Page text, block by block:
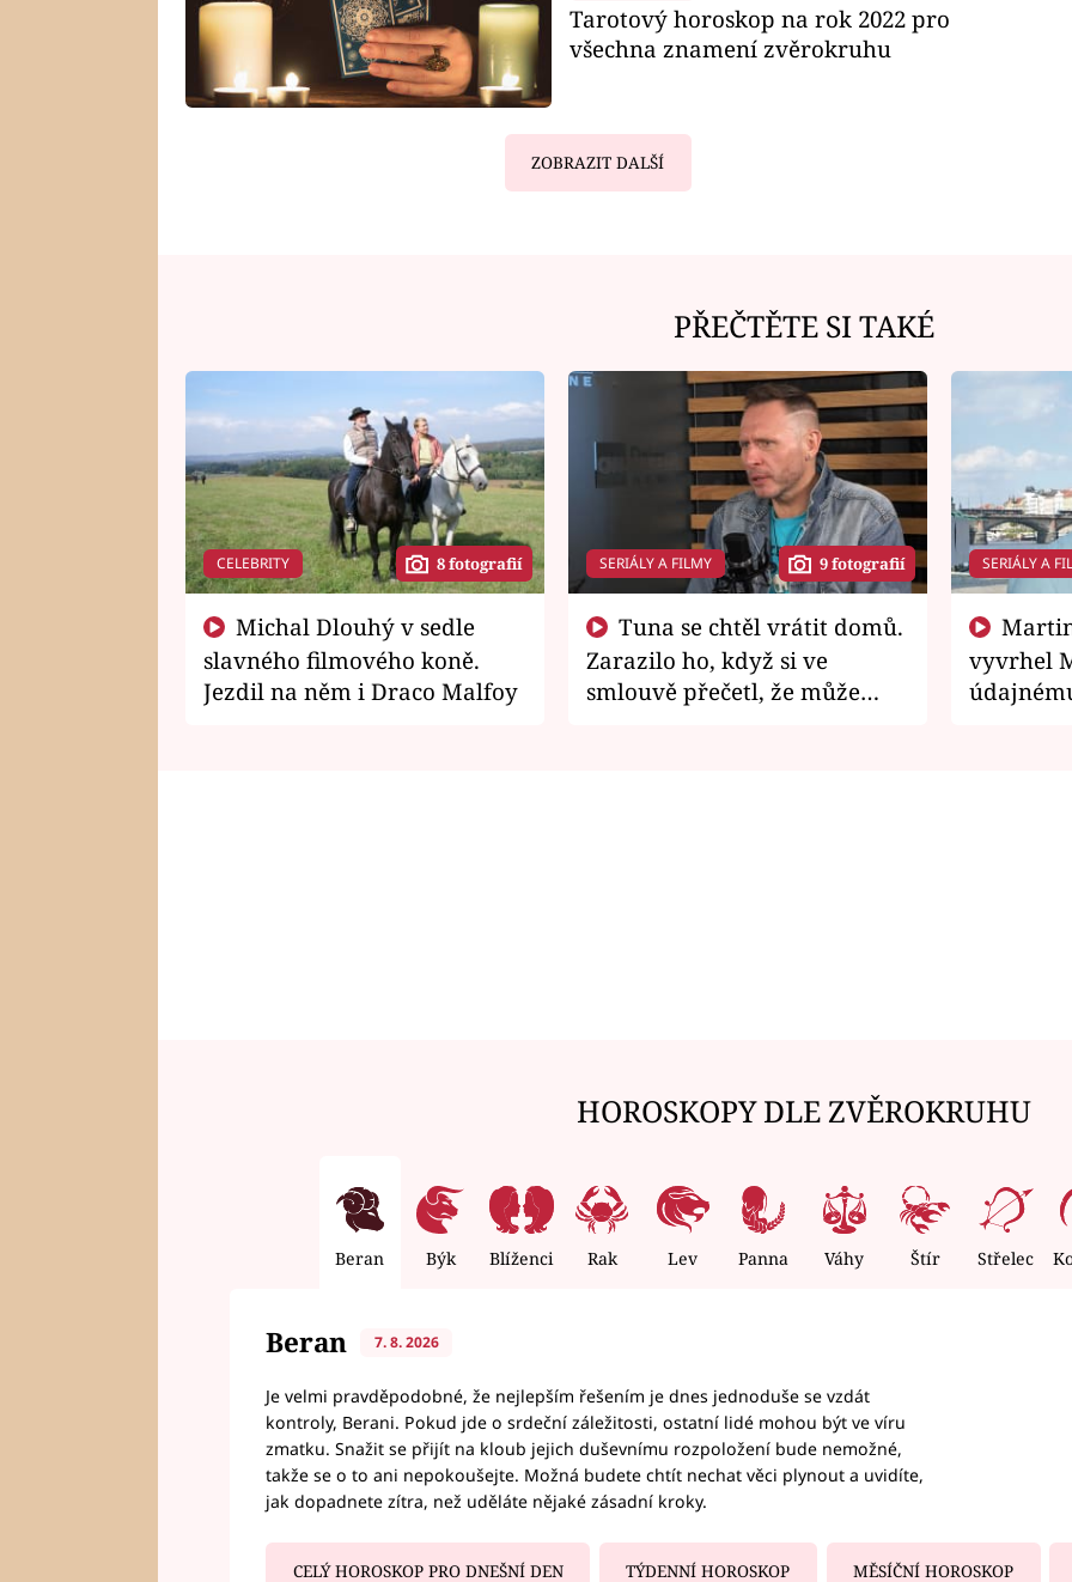
Tarotový horoskop na rok 2022 pro
všechna znamení zvěrokruhu
ZOBRAZIT DALŠÍ
PŘEČTĚTE SI TAKÉ
CELEBRITY 8 fotografií
slavného filmového koně.
Jezdil na něm i Draco Malfoy
SERIÁLY A FILMY 9 fotografií
Zarazilo ho, když si ve
smlouvě přečetl, že může
SERIÁLY A
vyvrhel
HOROSKOPY DLE ZVĚROKRUHU
Beran Býk Blíženci Rak Lev Panna Váhy Štír Střelec
Beran 7. 8. 2026
Je velmi pravděpodobné, že nejlepším řešením je dnes jednoduše se vzdát
kontroly, Berani. Pokud jde o srdeční záležitosti, ostatní lidé mohou být ve víru
zmatku. Snažit se přijít na kloub jejich duševnímu rozpoložení bude nemožné,
takže se o to ani nepokoušejte. Možná budete chtít nechat věci plynout a uvidíte,
jak dopadnete zítra, než uděláte nějaké zásadní kroky.
CELÝ HOROSKOP PRO DNEŠNÍ DEN TÝDENNÍ HOROSKOP MĚSÍČNÍ HOROSKOP